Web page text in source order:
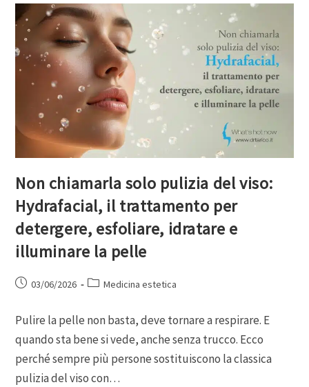
Non chiamarla solo pulizia del viso:
Hydrafacial, il trattamento per
detergere, esfoliare, idratare e
illuminare la pelle
03/06/2026 Medicina estetica
Pulire la pelle non basta, deve tornare a respirare. E
quando sta bene si vede, anche senza trucco. Ecco
perché sempre più persone sostituiscono la classica
pulizia del viso con…